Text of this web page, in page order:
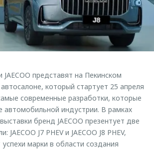
представят на Пекинском
который стартует 25 апреля
современные разработки, которые
автомобильной индустрии. В рамках
бренд JAECOO презентует две
J7 PHEV и JAECOO J8 PHEV,
марки в области создания